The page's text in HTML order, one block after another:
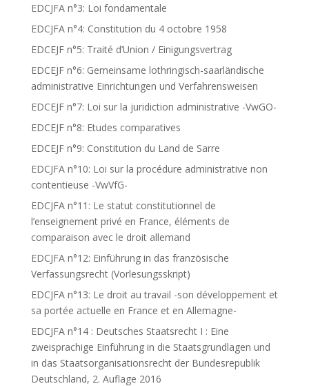
EDCJFA n°3: Loi fondamentale
EDCJFA n°4: Constitution du 4 octobre 1958
EDCEJF n°5: Traité d’Union / Einigungsvertrag
EDCEJF n°6: Gemeinsame lothringisch-saarländische
administrative Einrichtungen und Verfahrensweisen
EDCEJF n°7: Loi sur la juridiction administrative -VwGO-
EDCEJF n°8: Etudes comparatives
EDCEJF n°9: Constitution du Land de Sarre
EDCJFA n°10: Loi sur la procédure administrative non
contentieuse -VwVfG-
EDCJFA n°11: Le statut constitutionnel de
l’enseignement privé en France, éléments de
comparaison avec le droit allemand
EDCJFA n°12: Einführung in das französische
Verfassungsrecht (Vorlesungsskript)
EDCJFA n°13: Le droit au travail -son développement et
sa portée actuelle en France et en Allemagne-
EDCJFA n°14 : Deutsches Staatsrecht I : Eine
zweisprachige Einführung in die Staatsgrundlagen und
in das Staatsorganisationsrecht der Bundesrepublik
Deutschland, 2. Auflage 2016